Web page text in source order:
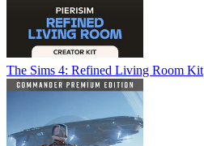
The Sims 4: Refined Living Room Kit